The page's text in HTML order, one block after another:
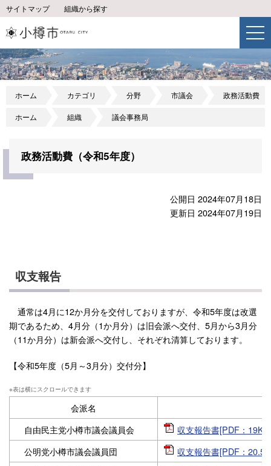
サイトマップ 組織から探す
ホーム カテゴリ 分野 市議会 政務活動費
ホーム 組織 議会事務局
政務活動費（令和5年度）
公開日 2024年07月18日
更新日 2024年07月19日
収支報告
通常は4月に12か月分を交付しておりますが、令和5年度は改選
期であるため、4月分（1か月分）は旧会派へ交付、5月から3月分
（11か月分）は新会派へ交付し、それぞれ清算しております。
【令和5年度（5月～3月分）交付分】
会派名
自由民主党小樽市議会議員会
収支報告書[PDF：
公明党小樽市議会議員団
収支報告書[PDF：